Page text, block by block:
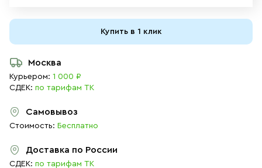
Купить в 1 клик
Москва
Курьером: 1 000 ₽
СДЕК: по тарифам ТК
Самовывоз
Стоимость: Бесплатно
Доставка по России
СДЕК: по тарифам ТК